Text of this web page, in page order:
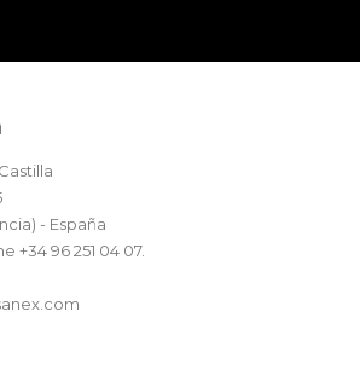
- España
+34 96 251 04 07.